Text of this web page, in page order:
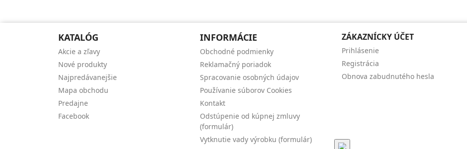
KATALÓG
Akcie a zľavy
Nové produkty
Najpredávanejšie
Mapa obchodu
Predajne
Facebook
INFORMÁCIE
Obchodné podmienky
Reklamačný poriadok
Spracovanie osobných údajov
Používanie súborov Cookies
Kontakt
Odstúpenie od kúpnej zmluvy
(formulár)
Vytknutie vady výrobku (formulár)
ZÁKAZNÍCKY ÚČET
Prihlásenie
Registrácia
Obnova zabudnutého hesla